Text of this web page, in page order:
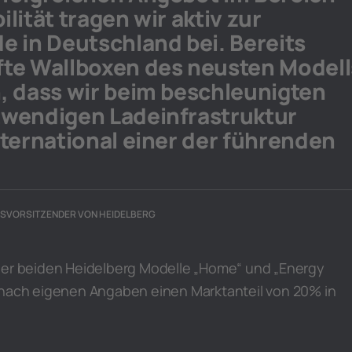
tragen wir aktiv zur
in Deutschland bei. Bereits
Wallboxen des neusten
wir beim beschleunigten
Ladeinfrastruktur
einer der führenden
VON HEIDELBERG
beiden Heidelberg Modelle „Home“ und „Energy
eigenen Angaben einen Marktanteil von 20% in